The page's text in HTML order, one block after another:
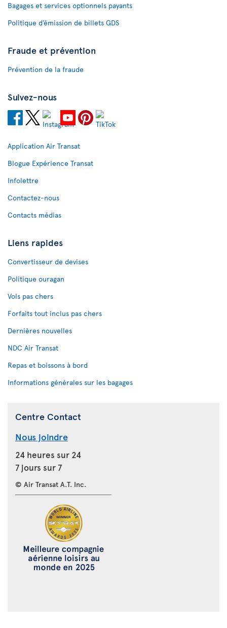
Bagages et services optionnels payants
Politique d’émission de billets GDS
Fraude et prévention
Prévention de la fraude
Suivez-nous
Application Air Transat
Blogue Expérience Transat
Infolettre
Contactez-nous
Contacts médias
Liens rapides
Convertisseur de devises
Politique ouragan
Vols pas chers
Forfaits tout inclus pas chers
Dernières nouvelles
NDC Air Transat
Repas et boissons à bord
Informations générales sur les bagages
Centre Contact
Nous joindre
24 heures sur 24
7 jours sur 7
© Air Transat A.T. Inc.